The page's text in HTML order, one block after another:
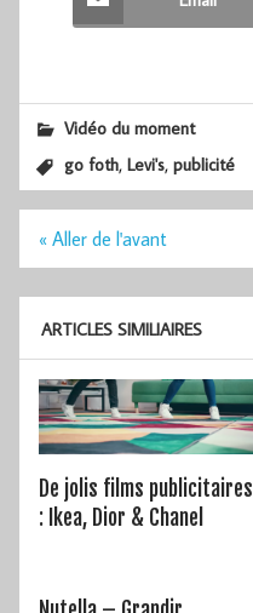
Vidéo du moment
go foth,Levi's,publicité
Navigation
« Aller de l'avant
ARTICLES SIMILIAIRES
De jolis films publicitaires
: Ikea, Dior & Chanel